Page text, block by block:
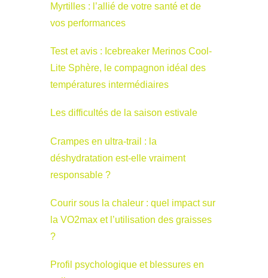
Myrtilles : l’allié de votre santé et de
vos performances
Test et avis : Icebreaker Merinos Cool-
Lite Sphère, le compagnon idéal des
températures intermédiaires
Les difficultés de la saison estivale
Crampes en ultra-trail : la
déshydratation est-elle vraiment
responsable ?
Courir sous la chaleur : quel impact sur
la VO2max et l’utilisation des graisses
?
Profil psychologique et blessures en